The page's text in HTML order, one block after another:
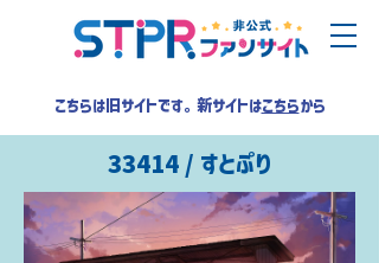
こちらは旧サイトです。新サイトはこちらから
33414 / すとぷり